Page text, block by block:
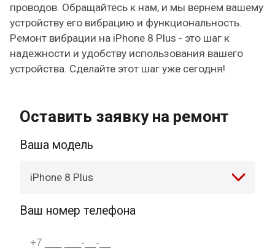
проводов. Обращайтесь к нам, и мы вернем вашему
устройству его вибрацию и функциональность.
Ремонт вибрации на iPhone 8 Plus - это шаг к
надежности и удобству использования вашего
устройства. Сделайте этот шаг уже сегодня!
Оставить заявку на ремонт
Ваша модель
iPhone 8 Plus
Ваш номер телефона